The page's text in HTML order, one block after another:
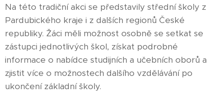
Na této tradiční akci se představily střední školy z
Pardubického kraje i z dalších regionů České
republiky. Žáci měli možnost osobně se setkat se
zástupci jednotlivých škol, získat podrobné
informace o nabídce studijních a učebních oborů a
zjistit více o možnostech dalšího vzdělávání po
ukončení základní školy.